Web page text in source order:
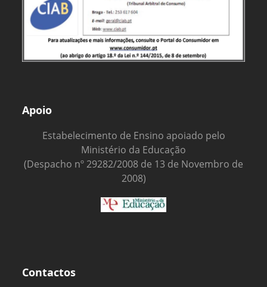
Apoio
Estabelecimento de Ensino apoiado pelo
Ministério da Educação
(Despacho nº 29282/2008 de 13 de Novembro de
2008)
Contactos